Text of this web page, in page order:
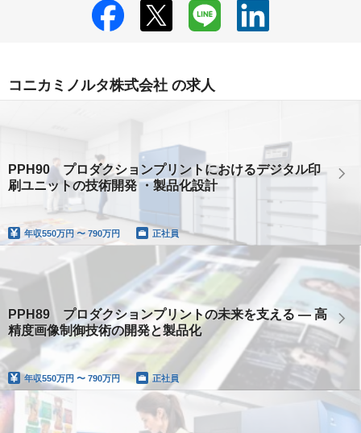
コニカミノルタ株式会社 の求人
PPH90 プロダクションプリントにおけるデジタル印
刷ユニットの技術開発 ・製品化設計
年収550万円 〜 790万円 正社員
PPH89 プロダクションプリントの未来を支える ― 高
精度画像制御技術の開発と製品化
年収550万円 〜 790万円 正社員